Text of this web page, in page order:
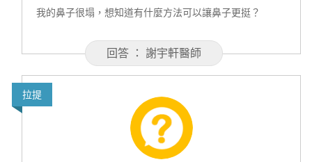
我的鼻子很塌，想知道有什麼方法可以讓鼻子更挺？
回答 ： 謝宇軒醫師
拉提